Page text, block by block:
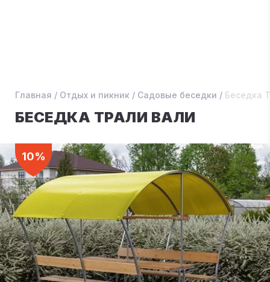
Главная / Отдых и пикник / Садовые беседки / Беседка
БЕСЕДКА ТРАЛИ ВАЛИ
10%